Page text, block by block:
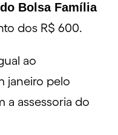
Bolsa Família
dos R$ 600.
ao
janeiro pelo
a assessoria do